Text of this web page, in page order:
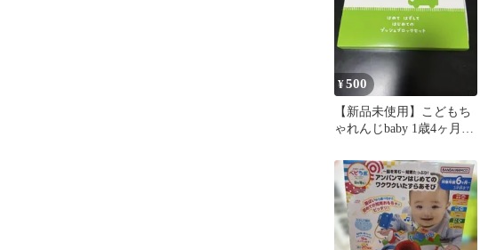
¥500
【新品未使用】こどもち
ゃれんじbaby 1歳4ヶ月
ット